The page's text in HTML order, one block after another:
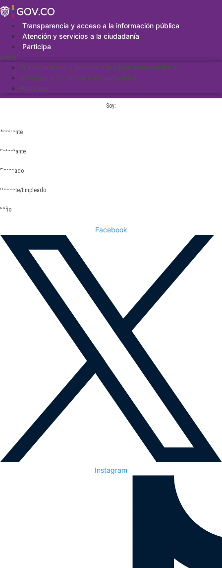
Saltar
al
contenidoTransparencia y acceso a la información pública
Atención y servicios a la ciudadanía
Participa
Menu
Transparencia y acceso a la información pública
Atención y servicios a la ciudadanía
Participa
Soy:
Aspirante
Estudiante
Egresado
Docente/Empleado
Niño
Facebook
Instagram